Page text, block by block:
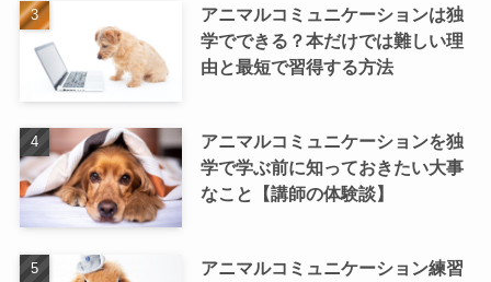
アニマルコミュニケーションは独
学でできる？本だけでは難しい理
由と最短で習得する方法
アニマルコミュニケーションを独
学で学ぶ前に知っておきたい大事
なこと【講師の体験談】
アニマルコミュニケーション練習